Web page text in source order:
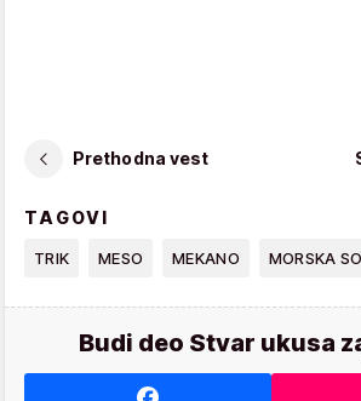
Prethodna vest
TAGOVI
TRIK MESO MEKANO MORSKA SO
Budi deo Stvar ukusa